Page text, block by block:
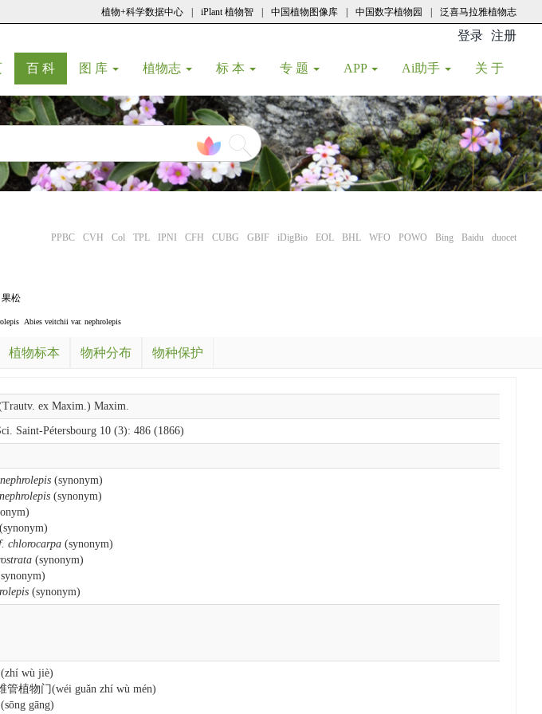
植物+科学数据中心 iPlant 植物智 中国植物图像库 中国数字植物园 泛喜马拉雅植物志
登录 注册
(current)
百 科(current)
图 库 植物志 标 本 专 题 APP Ai助手 关 于
PPBC CVH Col TPL IPNI CFH CUBG GBIF iDigBio EOL BHL WFO POWO Bing Baidu duocet
松
Abies veitchii var. nephrolepis
植物标本 物种分布 物种保护
ex Maxim.) Maxim.
Saint-Pétersbourg 10 (3): 486 (1866)
(synonym)
(synonym)
(synonym)
chlorocarpa (synonym)
(synonym)
(synonym)
wù jiè)
管植物门(wéi guǎn zhí wù mén)
gāng)